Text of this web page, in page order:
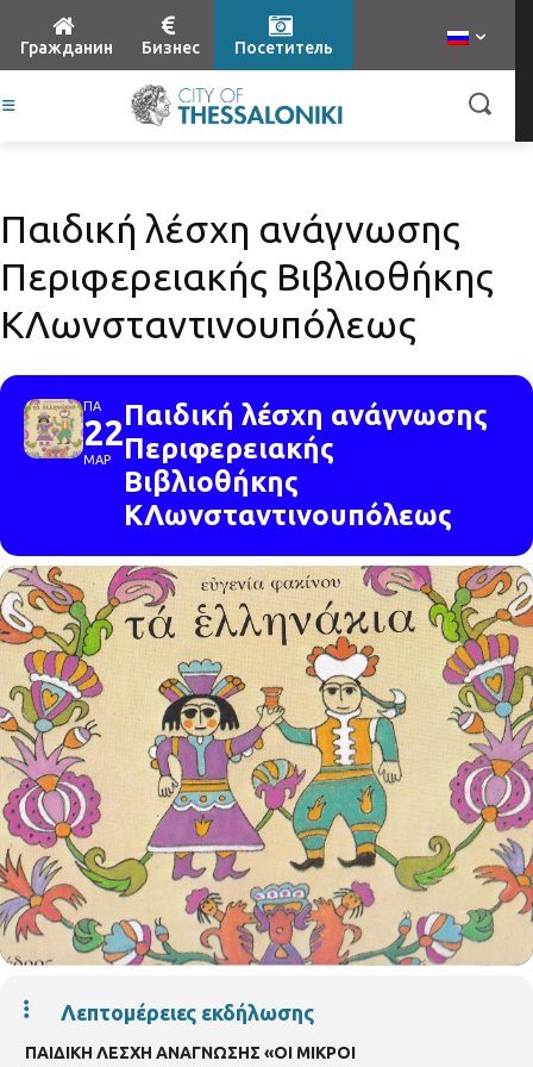
Гражданин Бизнес Посетитель
Παιδική λέσχη ανάγνωσης
Περιφερειακής Βιβλιοθήκης
ΚΛωνσταντινουπόλεως
ΠΑ
22
ΜΑΡ
Παιδική λέσχη ανάγνωσης
Περιφερειακής
Βιβλιοθήκης
ΚΛωνσταντινουπόλεως
Λεπτομέρειες εκδήλωσης
ΠΑΙΔΙΚΗ ΛΕΣΧΗ ΑΝΑΓΝΩΣΗΣ «ΟΙ ΜΙΚΡΟΙ